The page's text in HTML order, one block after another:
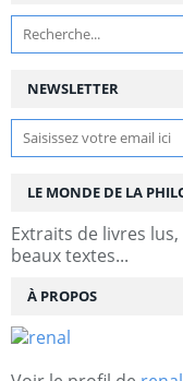
NEWSLETTER
LE MONDE DE LA
Extraits de livres
beaux textes...
À PROPOS